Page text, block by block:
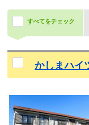
すべてをチェック
かしまハイ